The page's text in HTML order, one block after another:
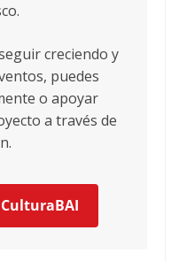
creciendo y
puedes
o apoyar
a través de